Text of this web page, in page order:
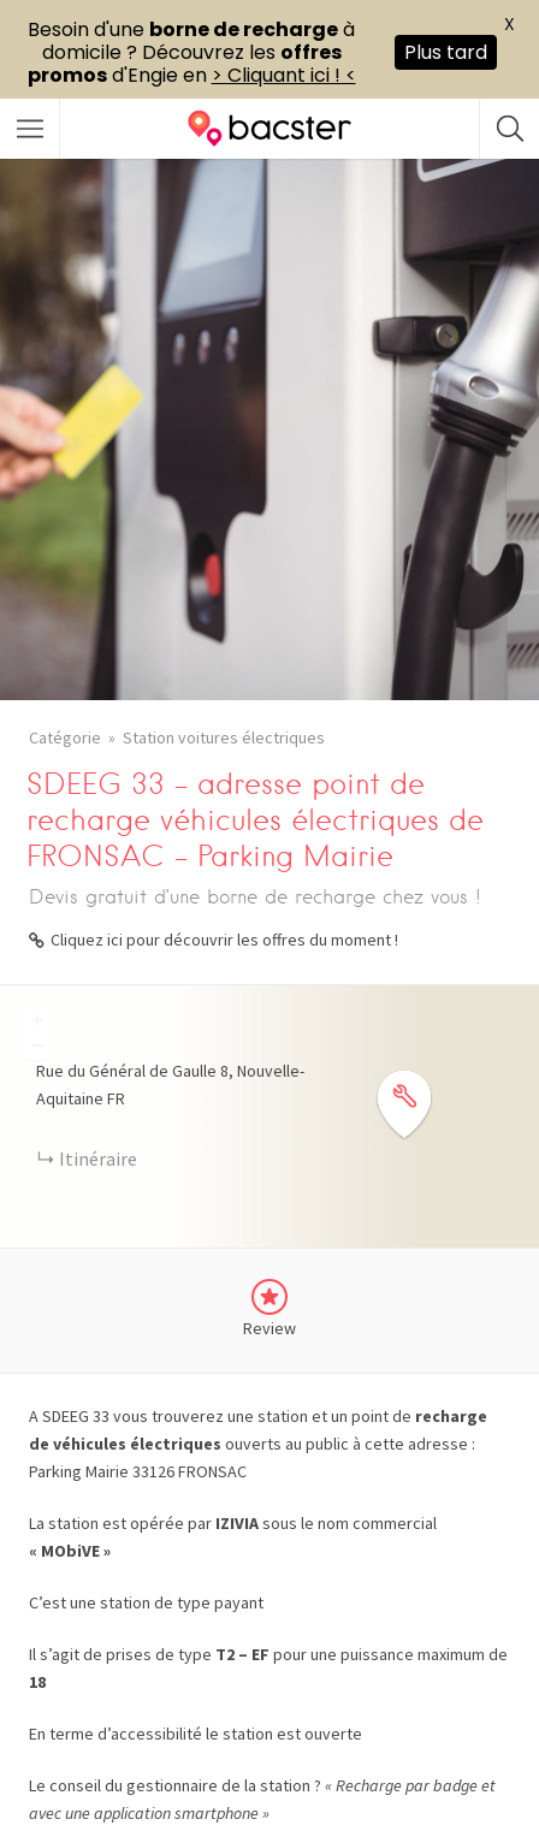
Catégorie Station voitures électriques
SDEEG 33 – adresse point de
recharge véhicules électriques de
FRONSAC – Parking Mairie
Devis gratuit d’une borne de recharge chez vous !
Cliquez ici pour découvrir les offres du moment !
Rue du Général de Gaulle 8 Nouvelle-
Aquitaine FR
Itinéraire
Review
A SDEEG 33 vous trouverez une station et un point de recharge
de véhicules électriques ouverts au public à cette adresse :
Parking Mairie 33126 FRONSAC
La station est opérée par IZIVIAsous le nom commercial
« MObiVE »
C’est une station de type payant
Il s’agit de prises de type T2 – EF pour une puissance maximum de
18
En terme d’accessibilité le station est ouverte
Le conseil du gestionnaire de la station ? « Recharge par badge et
avec une application smartphone »
Besoin d'une borne de rechargeà
domicile ? Découvrez les offres
promosd'Engie en > Cliquant ici ! <
Plus tard
X